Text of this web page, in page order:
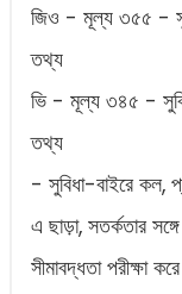
জিও - মূল্য ৩৫৫ -
তথ্য
ভি - মূল্য ৩৪৫ -
তথ্য
- সুবিধা-বাইরে কল,
এ ছাড়া, সতর্কতার
সীমাবদ্ধতা পরীক্ষা